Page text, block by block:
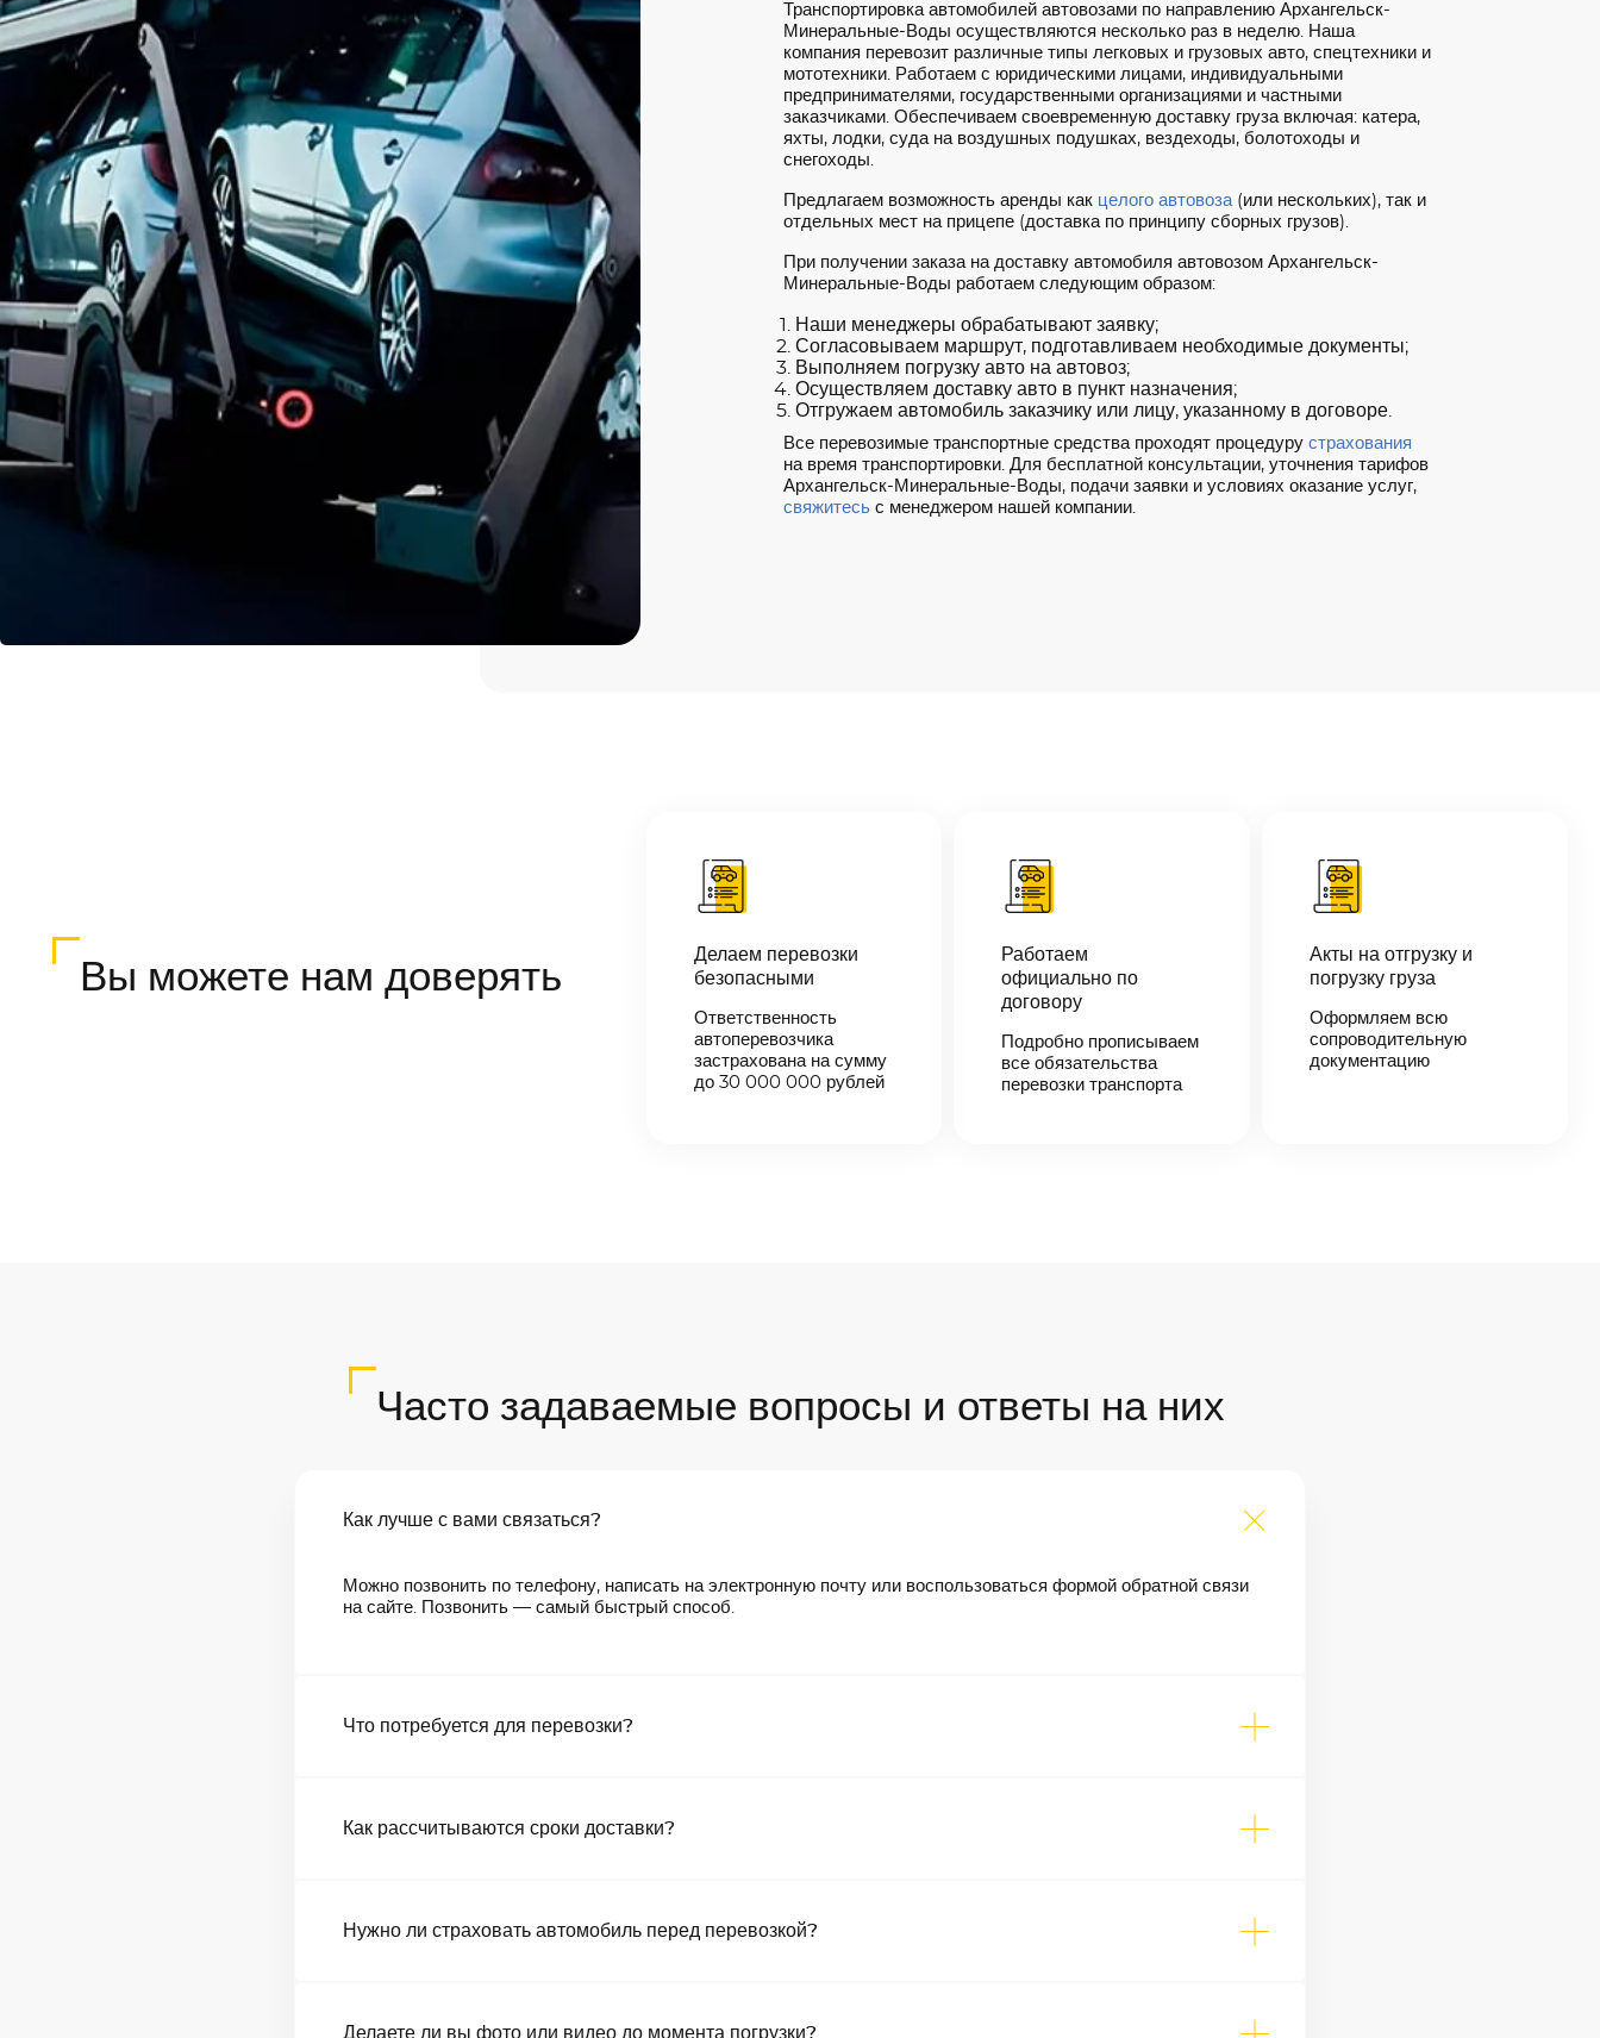
Транспортировка автомобилей автовозами по направлению Архангельск-
Минеральные-Воды осуществляются несколько раз в неделю. Наша
компания перевозит различные типы легковых и грузовых авто, спецтехники и
мототехники. Работаем с юридическими лицами, индивидуальными
предпринимателями, государственными организациями и частными
заказчиками. Обеспечиваем своевременную доставку груза включая: катера,
яхты, лодки, суда на воздушных подушках, вездеходы, болотоходы и
снегоходы.
Предлагаем возможность аренды как целого автовоза(или нескольких), так и
отдельных мест на прицепе (доставка по принципу сборных грузов).
При получении заказа на доставку автомобиля автовозом Архангельск-
Минеральные-Воды работаем следующим образом:
Наши менеджеры обрабатывают заявку;
Согласовываем маршрут, подготавливаем необходимые документы;
Выполняем погрузку авто на автовоз;
Осуществляем доставку авто в пункт назначения;
Отгружаем автомобиль заказчику или лицу, указанному в договоре.
Все перевозимые транспортные средства проходят процедуру страхования
на время транспортировки. Для бесплатной консультации, уточнения тарифов
Архангельск-Минеральные-Воды, подачи заявки и условиях оказание услуг,
свяжитесьс менеджером нашей компании.
Вы можете нам доверять
Делаем перевозки
безопасными
Ответственность
автоперевозчика
застрахована на сумму
до 30 000 000 рублей
Работаем
официально по
договору
Подробно прописываем
все обязательства
перевозки транспорта
Акты на отгрузку и
погрузку груза
Оформляем всю
сопроводительную
документацию
Часто задаваемые вопросы и ответы на них
Как лучше с вами связаться?
Можно позвонить по телефону, написать на электронную почту или воспользоваться формой обратной связи
на сайте. Позвонить — самый быстрый способ.
Что потребуется для перевозки?
Как рассчитываются сроки доставки?
Нужно ли страховать автомобиль перед перевозкой?
Делаете ли вы фото или видео до момента погрузки?